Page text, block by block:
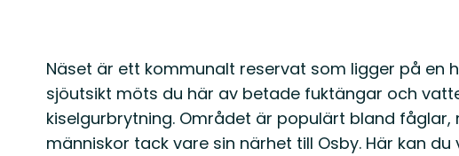
Beskrivning
Näset är ett kommunalt reservat som ligger på en
sjöutsikt möts du här av betade fuktängar och
kiselgurbrytning. Området är populärt bland fåglar,
människor tack vare sin närhet till Osby. Här kan